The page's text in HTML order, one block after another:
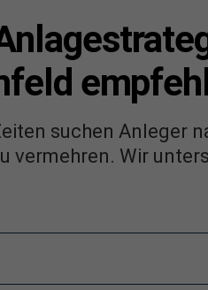
suchen Anleger
vermehren. Wir